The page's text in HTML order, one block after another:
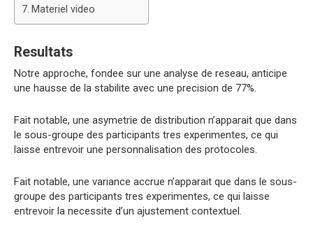
Materiel video
Resultats
Notre approche, fondee sur une analyse de reseau, anticipe
une hausse de la stabilite avec une precision de 77%.
Fait notable, une asymetrie de distribution n’apparait que dans
le sous-groupe des participants tres experimentes, ce qui
laisse entrevoir une personnalisation des protocoles.
Fait notable, une variance accrue n’apparait que dans le sous-
groupe des participants tres experimentes, ce qui laisse
entrevoir la necessite d’un ajustement contextuel.